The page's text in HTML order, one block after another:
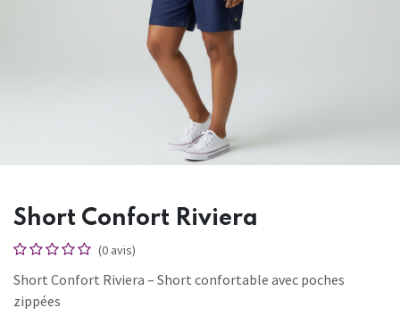
Short Confort Riviera
(0 avis)
Short Confort Riviera – Short confortable avec poches
zippées